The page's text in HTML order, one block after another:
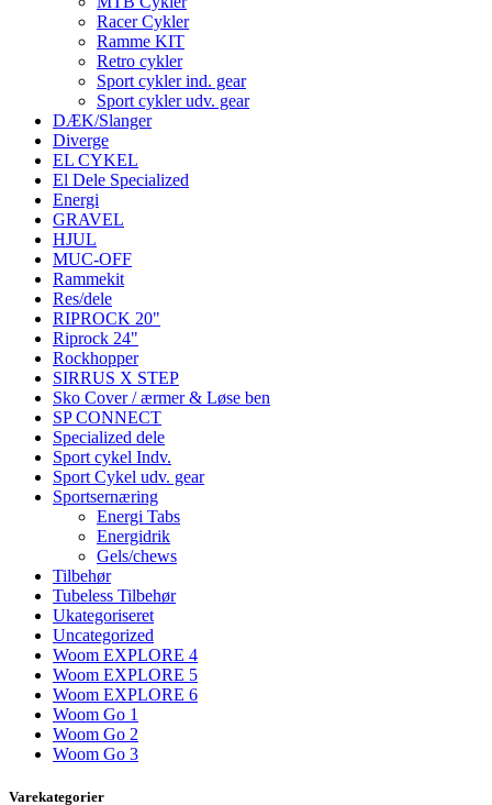
Racer Cykler
Ramme KIT
Retro cykler
Sport cykler ind. gear
Sport cykler udv. gear
DÆK/Slanger
Diverge
EL CYKEL
El Dele Specialized
Energi
GRAVEL
HJUL
MUC-OFF
Rammekit
Res/dele
RIPROCK 20"
Riprock 24"
Rockhopper
SIRRUS X STEP
Sko Cover / ærmer & Løse ben
SP CONNECT
Specialized dele
Sport cykel Indv.
Sport Cykel udv. gear
Sportsernæring
Energi Tabs
Energidrik
Gels/chews
Tilbehør
Tubeless Tilbehør
Ukategoriseret
Uncategorized
Woom EXPLORE 4
Woom EXPLORE 5
Woom EXPLORE 6
Woom Go 1
Woom Go 2
Woom Go 3
Varekategorier